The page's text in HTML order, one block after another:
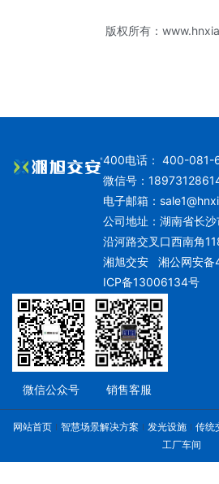
版权所有：
400电话： 400-081-
微信号：
电子邮箱：
公司地址：湖南省长
沿河路交叉口西南角
湘旭交安湘公网安
ICP备13006134号
微信公众号 销售客服
网站首页 智慧场景解决方案 发光设施 传统
工厂车间